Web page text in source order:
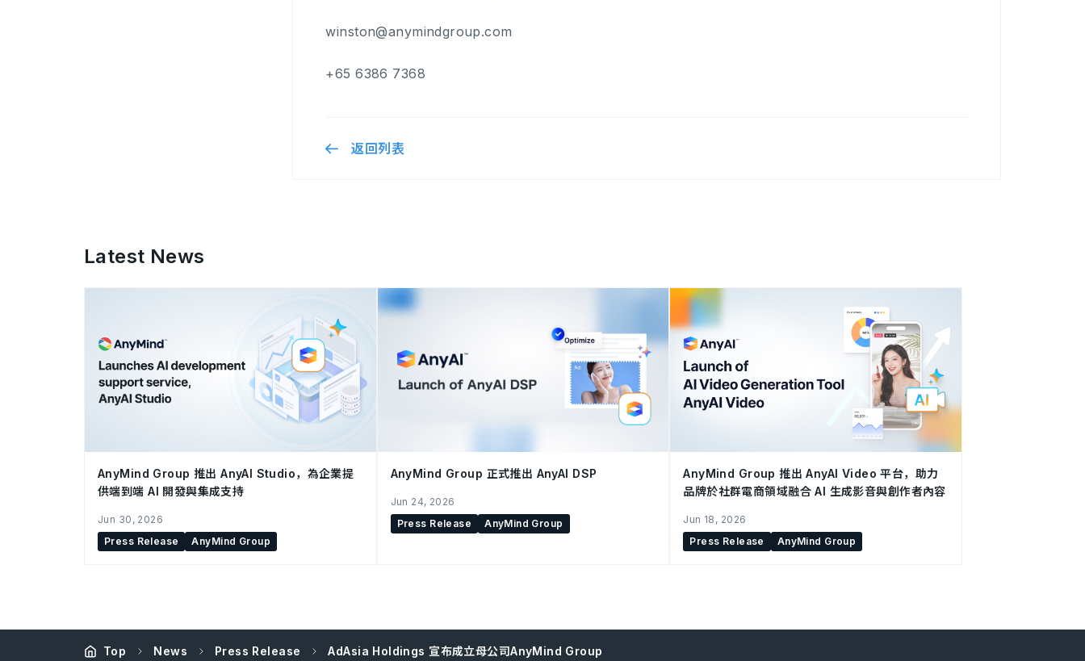
winston@anymindgroup.com
+65 6386 7368
返回列表
Latest News
AnyMind Group 推出 AnyAI Studio，為企業提
供端到端 AI 開發與集成支持
Jun 30, 2026
Press Release
AnyMind Group
AnyMind Group 正式推出 AnyAI DSP
Jun 24, 2026
Press Release
AnyMind Group
AnyMind Group 推出 AnyAI Video 平台，助力
品牌於社群電商領域融合 AI 生成影音與創作者內容
Jun 18, 2026
Press Release
AnyMind Group
Top News Press Release AdAsia Holdings 宣布成立母公司AnyMind Group